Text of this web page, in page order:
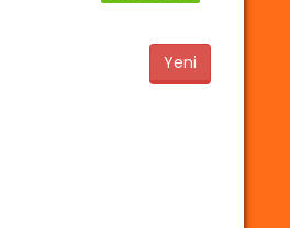
Yeni